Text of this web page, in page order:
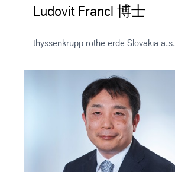
Ludovit Francl 博士
thyssenkrupp rothe erde Slovakia a.s.